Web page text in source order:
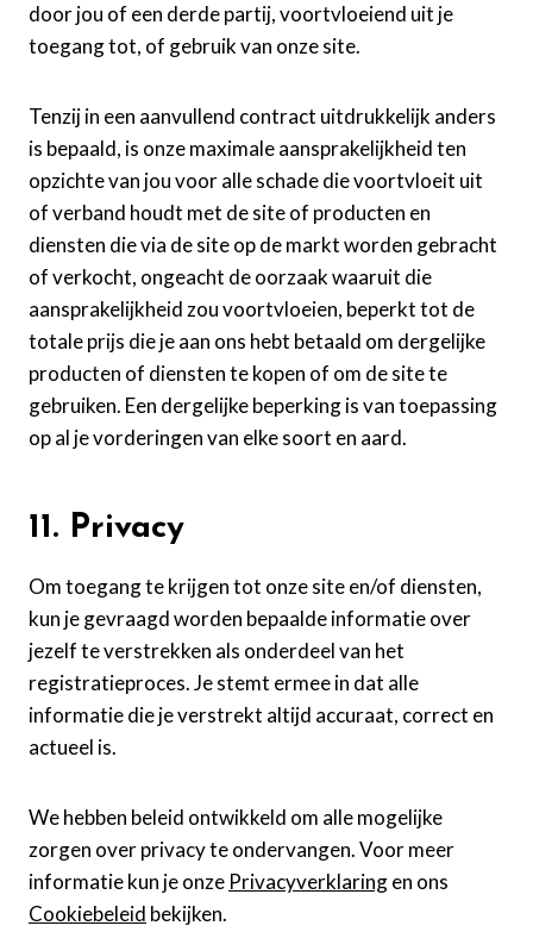
door jou of een derde partij, voortvloeiend uit je
toegang tot, of gebruik van onze site.
Tenzij in een aanvullend contract uitdrukkelijk anders
is bepaald, is onze maximale aansprakelijkheid ten
opzichte van jou voor alle schade die voortvloeit uit
of verband houdt met de site of producten en
diensten die via de site op de markt worden gebracht
of verkocht, ongeacht de oorzaak waaruit die
aansprakelijkheid zou voortvloeien, beperkt tot de
totale prijs die je aan ons hebt betaald om dergelijke
producten of diensten te kopen of om de site te
gebruiken. Een dergelijke beperking is van toepassing
op al je vorderingen van elke soort en aard.
11. Privacy
Om toegang te krijgen tot onze site en/of diensten,
kun je gevraagd worden bepaalde informatie over
jezelf te verstrekken als onderdeel van het
registratieproces. Je stemt ermee in dat alle
informatie die je verstrekt altijd accuraat, correct en
actueel is.
We hebben beleid ontwikkeld om alle mogelijke
zorgen over privacy te ondervangen. Voor meer
informatie kun je onze Privacyverklaringen ons
Cookiebeleid bekijken.